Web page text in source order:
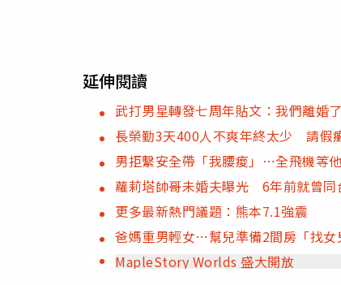
延伸閱讀
武打男星轉發七周年貼文：我們離
長榮勤3天400人不爽年終太少 請假
男拒繫安全帶「我腰痠」⋯全飛機等
蘿莉塔帥哥未婚夫曝光 6年前就曾同
更多最新熱門議題：熊本7.1強震
爸媽重男輕女…幫兒準備2間房「找
MapleStory Worlds 盛大開放